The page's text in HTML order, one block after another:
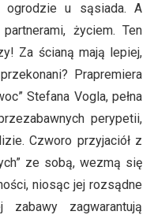
ogrodzie u sąsiada. A
życiem. Ten
Za ścianą mają lepiej,
Prapremiera
Stefana Vogla, pełna
perypetii,
Czworo przyjaciół z
ze sobą, wezmą się
niosąc jej rozsądne
zagwarantują